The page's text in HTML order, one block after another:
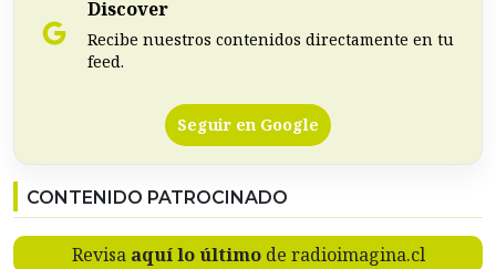
Discover
Recibe nuestros contenidos directamente en tu
feed.
Seguir en Google
CONTENIDO PATROCINADO
Revisa aquí lo últimode radioimagina.cl